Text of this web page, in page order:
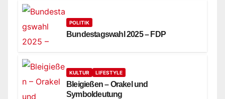
POLITIK
Bundestagswahl 2025 – FDP
KULTUR LIFESTYLE
Bleigießen – Orakel und
Symboldeutung